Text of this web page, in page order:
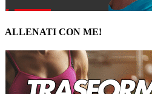
ALLENATI CON ME!